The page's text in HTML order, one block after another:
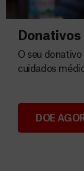
Donativos
O seu
cuidados
DOE